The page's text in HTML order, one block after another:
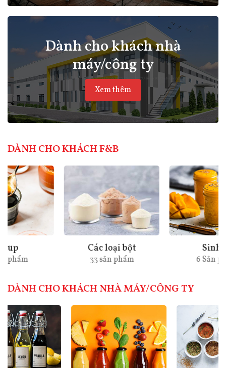
Dành cho khách nhà
máy/công ty
Xem thêm
DÀNH CHO KHÁCH F&B
Các loại bột
DÀNH CHO KHÁCH NHÀ MÁY/CÔNG TY